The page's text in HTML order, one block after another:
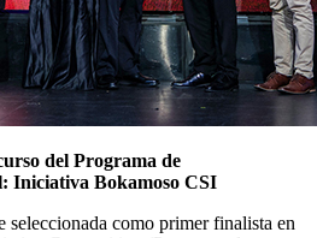
del Programa de
Iniciativa Bokamoso CSI
como primer finalista en